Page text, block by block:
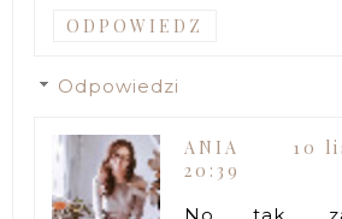
ODPOWIEDZ
Odpowiedzi
ANIA
10
20:39